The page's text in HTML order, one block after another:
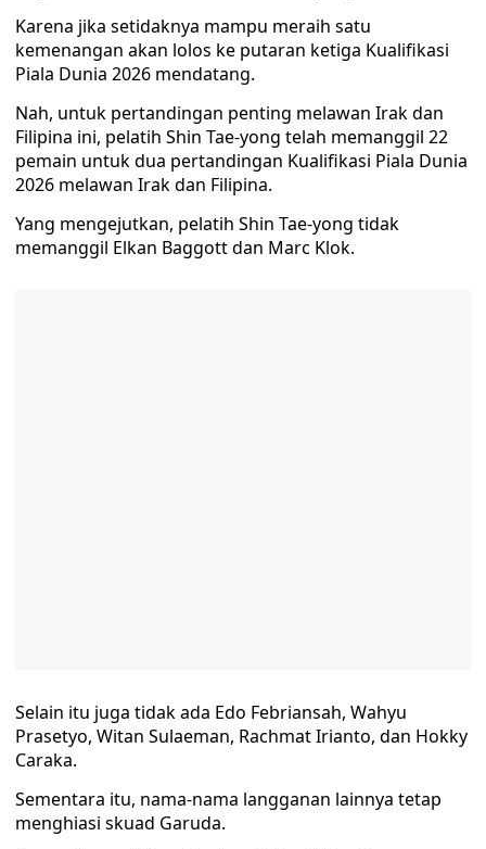
Karena jika setidaknya mampu meraih satu
kemenangan akan lolos ke putaran ketiga Kualifikasi
Piala Dunia 2026 mendatang.
Nah, untuk pertandingan penting melawan Irak dan
Filipina ini, pelatih Shin Tae-yong telah memanggil 22
pemain untuk dua pertandingan Kualifikasi Piala Dunia
2026 melawan Irak dan Filipina.
Yang mengejutkan, pelatih Shin Tae-yong tidak
memanggil Elkan Baggott dan Marc Klok.
Selain itu juga tidak ada Edo Febriansah, Wahyu
Prasetyo, Witan Sulaeman, Rachmat Irianto, dan Hokky
Caraka.
Sementara itu, nama-nama langganan lainnya tetap
menghiasi skuad Garuda.